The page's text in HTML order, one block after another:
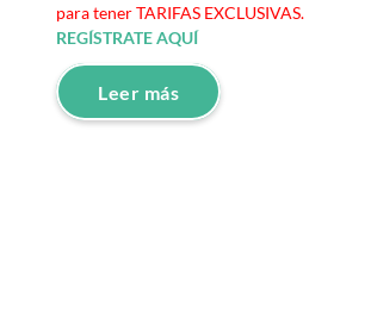
para tener TARIFAS EXCLUSIVAS.
REGÍSTRATE AQUÍ
Leer más